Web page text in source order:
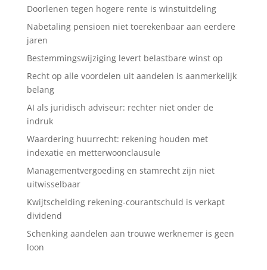
Doorlenen tegen hogere rente is winstuitdeling
Nabetaling pensioen niet toerekenbaar aan eerdere
jaren
Bestemmingswijziging levert belastbare winst op
Recht op alle voordelen uit aandelen is aanmerkelijk
belang
AI als juridisch adviseur: rechter niet onder de
indruk
Waardering huurrecht: rekening houden met
indexatie en metterwoonclausule
Managementvergoeding en stamrecht zijn niet
uitwisselbaar
Kwijtschelding rekening-courantschuld is verkapt
dividend
Schenking aandelen aan trouwe werknemer is geen
loon